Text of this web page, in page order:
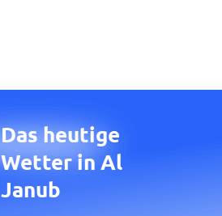
Das heutige
Wetter in Al
Janub